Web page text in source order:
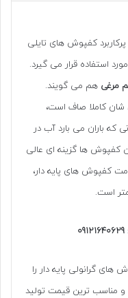
کفپوش های تایلی
استفاده قرار می گیرد.
مرغی هم می گویند.
کاملا صاف است،
که باران می بارد آب در
کفپوش ها گزینه ای عالی
کفپوش های پایه دار،
های گرانولی پایه دار را
مناسب ترین قیمت تولید